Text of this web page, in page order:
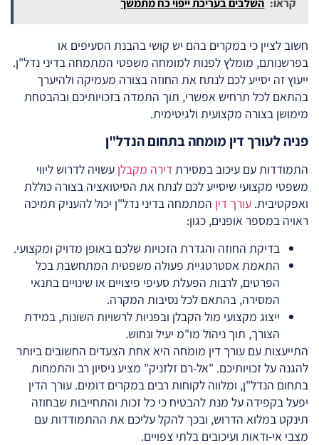
חשוב לציין כי במקרים בהם יש קושי בהבנת הסעיפים או
בפרשנותם, מומלץ לפנות למומחה משפטי המתמחה בדיני נדל"ן.
ייעוץ זה יסייע לכם לנתח את החוזה בצורה מעמיקה ולהיערך
בהתאם לכל תרחיש אפשרי, תוך התמדה בזכויותיכם ובהבטחת
מימושן בצורה מקצועית ולגיטימית.
פניה לעורך דין מומחה בתחום הנדל"ן
התמודדות עם עיכוב במסירתדירה מקבלן עשויה לדרוש ליווי
משפטי מקצועי שיסייע לכם לנתח את הסיטואציה בצורה כוללת
ואפקטיבית. עורך דין המתמחה בדיני נדל"ן יכול להעניק תמיכה
ראויה במספר אופנים, כגון:
בדיקת החוזה והגדרת הזכויות שלכם באופן מדויק ומקצועי.
התאמת אסטרטגיית פעולה משפטית המתחשבת בכל
הפרטים, לרבות הפעלת סעיפי פיצויים או שינויים בתנאי
המסירה, בהתאם לכל נסיבות המקרה.
ייצוג מקצועי מול הקבלן ובפניות לרשויות השונות, במידת
הצורך, תוך ניהול מו"מ יעיל ונחוש.
התייעצות עם עורך דין מומחה היא אחת הצעדים החשובים ביותר
להגנה על זכויותיכם. "אל-רם זלזניק" מציע ניסיון רב והתמחות
בתחום הנדל"ן, ומלווה לקוחות רבים במקרים דומים. עורך הדין
יפעל בקפידה על מנת להבטיח כי כל זכות והתחייבות שבחוזה
תינקט במלוא הדרוש, ובכך להקל עליכם את ההתמודדות עם
מצבי אי-ודאות ועיכובים בלתי צפויים.